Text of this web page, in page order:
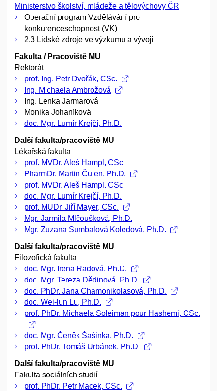
Ministerstvo školství, mládeže a tělovýchovy ČR
Operační program Vzdělávání pro
konkurenceschopnost (VK)
2.3 Lidské zdroje ve výzkumu a vývoji
Fakulta / Pracoviště MU
Rektorát
prof. Ing. Petr Dvořák, CSc.
Ing. Michaela Ambrožová
Ing. Lenka Jarmarová
Monika Johaníková
doc. Mgr. Lumír Krejčí, Ph.D.
Další fakulta/pracoviště MU
Lékařská fakulta
prof. MVDr. Aleš Hampl, CSc.
PharmDr. Martin Čulen, Ph.D.
prof. MVDr. Aleš Hampl, CSc.
doc. Mgr. Lumír Krejčí, Ph.D.
prof. MUDr. Jiří Mayer, CSc.
Mgr. Jarmila Mlčoušková, Ph.D.
Mgr. Zuzana Sumbalová Koledová, Ph.D.
Další fakulta/pracoviště MU
Filozofická fakulta
doc. Mgr. Irena Radová, Ph.D.
doc. Mgr. Tereza Dědinová, Ph.D.
doc. PhDr. Jana Chamonikolasová, Ph.D.
doc. Wei-lun Lu, Ph.D.
prof. PhDr. Michaela Soleiman pour Hashemi, CSc.
doc. Mgr. Čeněk Šašinka, Ph.D.
prof. PhDr. Tomáš Urbánek, Ph.D.
Další fakulta/pracoviště MU
Fakulta sociálních studií
prof. PhDr. Petr Macek, CSc.